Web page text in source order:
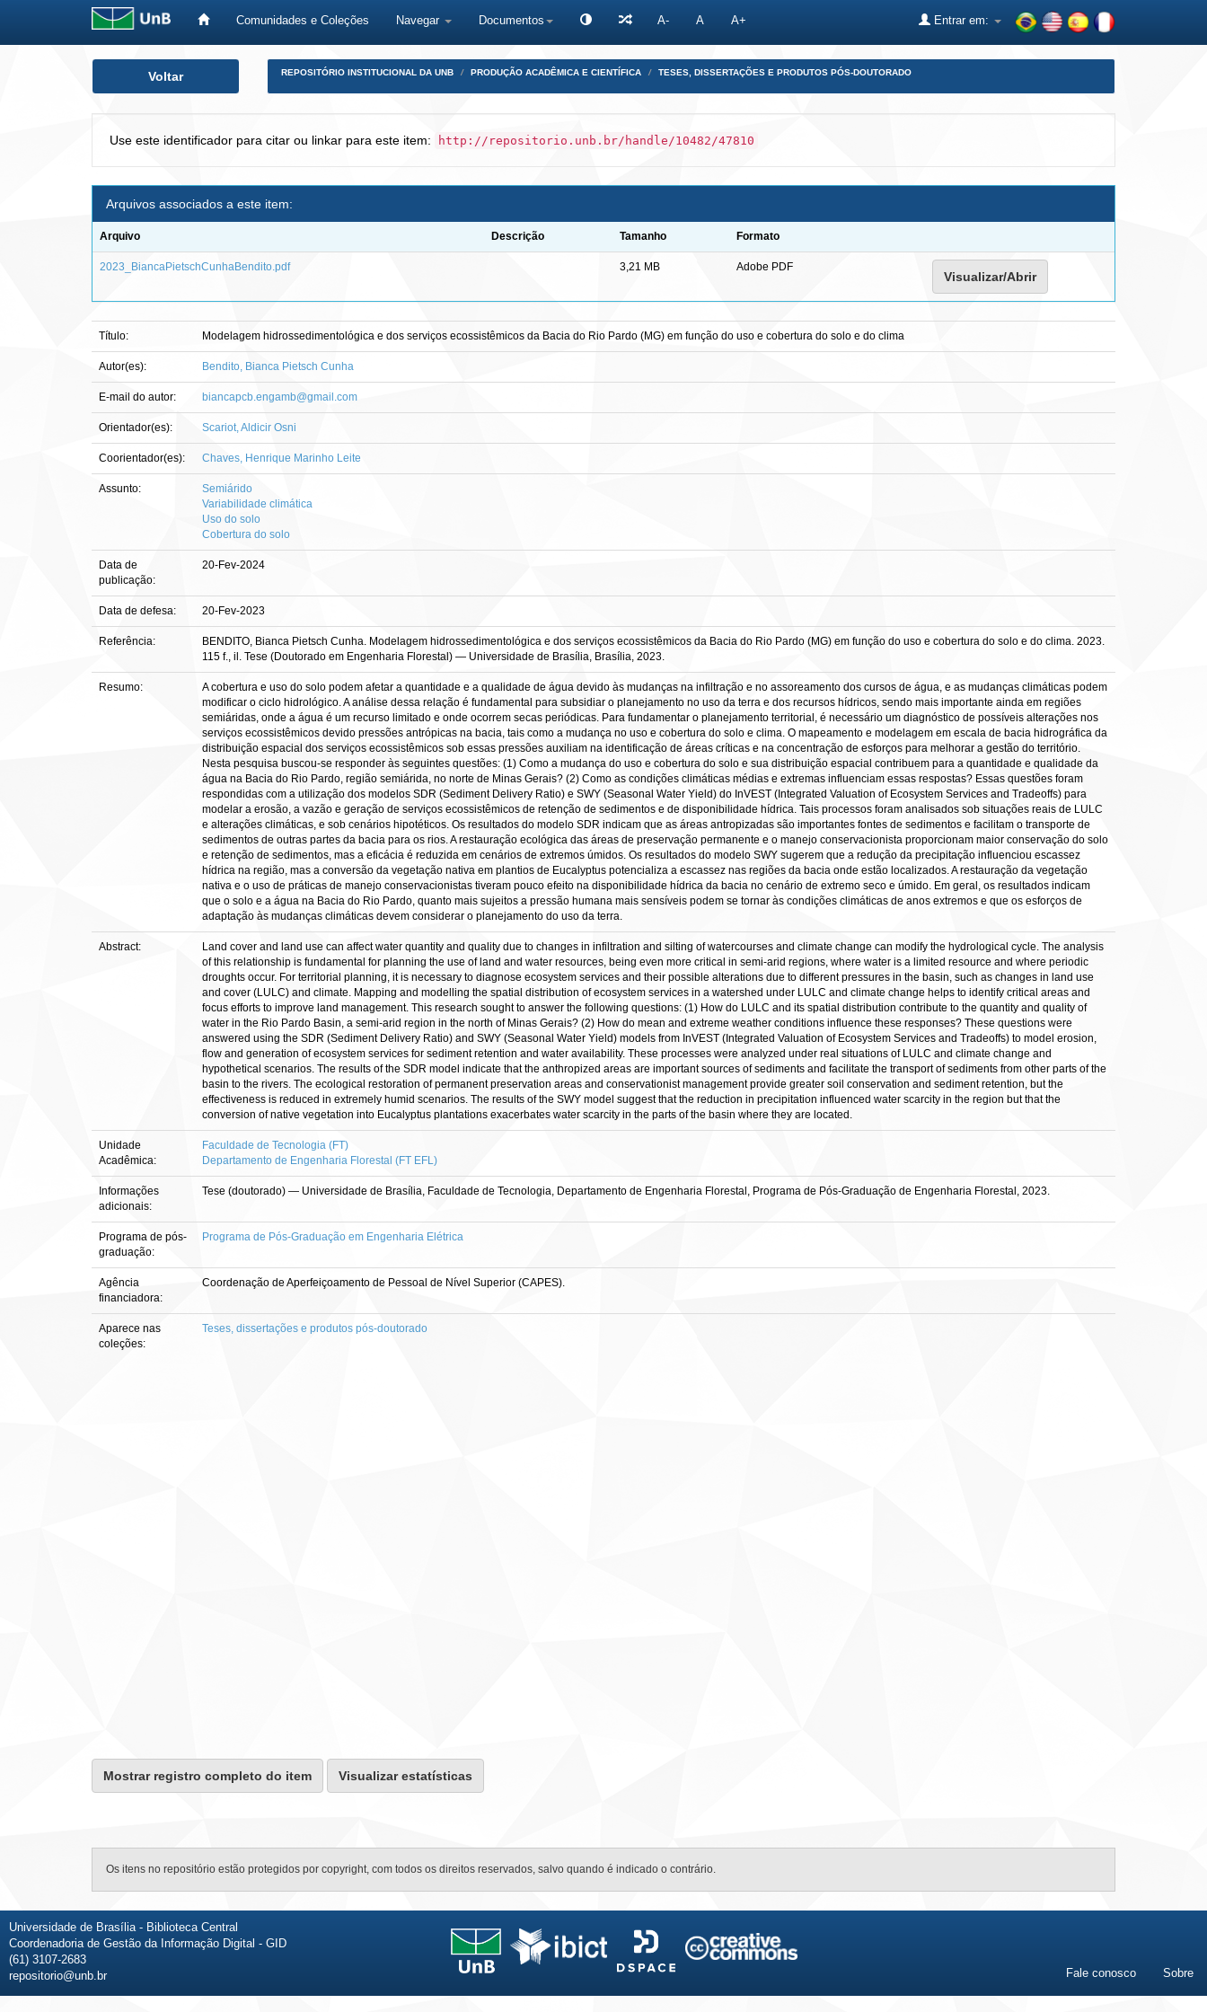
Comunidades e Coleções Navegar Documentos A- A A+ Entrar em:
Voltar REPOSITÓRIO INSTITUCIONAL DA UNB PRODUÇÃO ACADÊMICA E CIENTÍFICA TESES, DISSERTAÇÕES E PRODUTOS PÓS-DOUTORADO
Use este identificador para citar ou linkar para este item: http://repositorio.unb.br/handle/10482/47810
Arquivos associados a este item:
Arquivo Descrição Tamanho Formato
2023_BiancaPietschCunhaBendito.pdf 3,21 MB Adobe PDF
Visualizar/Abrir
Título: Modelagem hidrossedimentológica e dos serviços ecossistêmicos da Bacia do Rio Pardo (MG) em função do uso e cobertura do solo e do clima
Autor(es): Bendito, Bianca Pietsch Cunha
E-mail do autor: biancapcb.engamb@gmail.com
Orientador(es): Scariot, Aldicir Osni
Coorientador(es): Chaves, Henrique Marinho Leite
Assunto:
Semiárido
Variabilidade climática
Uso do solo
Cobertura do solo
Data de
publicação:
20-Fev-2024
Data de defesa: 20-Fev-2023
Referência:
BENDITO, Bianca Pietsch Cunha. Modelagem hidrossedimentológica e dos serviços ecossistêmicos da Bacia do Rio Pardo (MG) em função do uso e cobertura do solo e do clima. 2023.
115 f., il. Tese (Doutorado em Engenharia Florestal) — Universidade de Brasília, Brasília, 2023.
Resumo:
A cobertura e uso do solo podem afetar a quantidade e a qualidade de água devido às mudanças na infiltração e no assoreamento dos cursos de água, e as mudanças climáticas podem
modificar o ciclo hidrológico. A análise dessa relação é fundamental para subsidiar o planejamento no uso da terra e dos recursos hídricos, sendo mais importante ainda em regiões
semiáridas, onde a água é um recurso limitado e onde ocorrem secas periódicas. Para fundamentar o planejamento territorial, é necessário um diagnóstico de possíveis alterações nos
serviços ecossistêmicos devido pressões antrópicas na bacia, tais como a mudança no uso e cobertura do solo e clima. O mapeamento e modelagem em escala de bacia hidrográfica da
distribuição espacial dos serviços ecossistêmicos sob essas pressões auxiliam na identificação de áreas críticas e na concentração de esforços para melhorar a gestão do território.
Nesta pesquisa buscou-se responder às seguintes questões: (1) Como a mudança do uso e cobertura do solo e sua distribuição espacial contribuem para a quantidade e qualidade da
água na Bacia do Rio Pardo, região semiárida, no norte de Minas Gerais? (2) Como as condições climáticas médias e extremas influenciam essas respostas? Essas questões foram
respondidas com a utilização dos modelos SDR (Sediment Delivery Ratio) e SWY (Seasonal Water Yield) do InVEST (Integrated Valuation of Ecosystem Services and Tradeoffs) para
modelar a erosão, a vazão e geração de serviços ecossistêmicos de retenção de sedimentos e de disponibilidade hídrica. Tais processos foram analisados sob situações reais de LULC
e alterações climáticas, e sob cenários hipotéticos. Os resultados do modelo SDR indicam que as áreas antropizadas são importantes fontes de sedimentos e facilitam o transporte de
sedimentos de outras partes da bacia para os rios. A restauração ecológica das áreas de preservação permanente e o manejo conservacionista proporcionam maior conservação do solo
e retenção de sedimentos, mas a eficácia é reduzida em cenários de extremos úmidos. Os resultados do modelo SWY sugerem que a redução da precipitação influenciou escassez
hídrica na região, mas a conversão da vegetação nativa em plantios de Eucalyptus potencializa a escassez nas regiões da bacia onde estão localizados. A restauração da vegetação
nativa e o uso de práticas de manejo conservacionistas tiveram pouco efeito na disponibilidade hídrica da bacia no cenário de extremo seco e úmido. Em geral, os resultados indicam
que o solo e a água na Bacia do Rio Pardo, quanto mais sujeitos a pressão humana mais sensíveis podem se tornar às condições climáticas de anos extremos e que os esforços de
adaptação às mudanças climáticas devem considerar o planejamento do uso da terra.
Abstract:
Land cover and land use can affect water quantity and quality due to changes in infiltration and silting of watercourses and climate change can modify the hydrological cycle. The analysis
of this relationship is fundamental for planning the use of land and water resources, being even more critical in semi-arid regions, where water is a limited resource and where periodic
droughts occur. For territorial planning, it is necessary to diagnose ecosystem services and their possible alterations due to different pressures in the basin, such as changes in land use
and cover (LULC) and climate. Mapping and modelling the spatial distribution of ecosystem services in a watershed under LULC and climate change helps to identify critical areas and
focus efforts to improve land management. This research sought to answer the following questions: (1) How do LULC and its spatial distribution contribute to the quantity and quality of
water in the Rio Pardo Basin, a semi-arid region in the north of Minas Gerais? (2) How do mean and extreme weather conditions influence these responses? These questions were
answered using the SDR (Sediment Delivery Ratio) and SWY (Seasonal Water Yield) models from InVEST (Integrated Valuation of Ecosystem Services and Tradeoffs) to model erosion,
flow and generation of ecosystem services for sediment retention and water availability. These processes were analyzed under real situations of LULC and climate change and
hypothetical scenarios. The results of the SDR model indicate that the anthropized areas are important sources of sediments and facilitate the transport of sediments from other parts of the
basin to the rivers. The ecological restoration of permanent preservation areas and conservationist management provide greater soil conservation and sediment retention, but the
effectiveness is reduced in extremely humid scenarios. The results of the SWY model suggest that the reduction in precipitation influenced water scarcity in the region but that the
conversion of native vegetation into Eucalyptus plantations exacerbates water scarcity in the parts of the basin where they are located.
Unidade
Acadêmica:
Faculdade de Tecnologia (FT)
Departamento de Engenharia Florestal (FT EFL)
Informações
adicionais:
Tese (doutorado) — Universidade de Brasília, Faculdade de Tecnologia, Departamento de Engenharia Florestal, Programa de Pós-Graduação de Engenharia Florestal, 2023.
Programa de pós-
graduação:
Programa de Pós-Graduação em Engenharia Elétrica
Agência
financiadora:
Coordenação de Aperfeiçoamento de Pessoal de Nível Superior (CAPES).
Aparece nas
coleções:
Teses, dissertações e produtos pós-doutorado
Mostrar registro completo do item Visualizar estatísticas
Os itens no repositório estão protegidos por copyright, com todos os direitos reservados, salvo quando é indicado o contrário.
Universidade de Brasília - Biblioteca Central
Coordenadoria de Gestão da Informação Digital - GID
(61) 3107-2683
repositorio@unb.br
Fale conosco Sobre